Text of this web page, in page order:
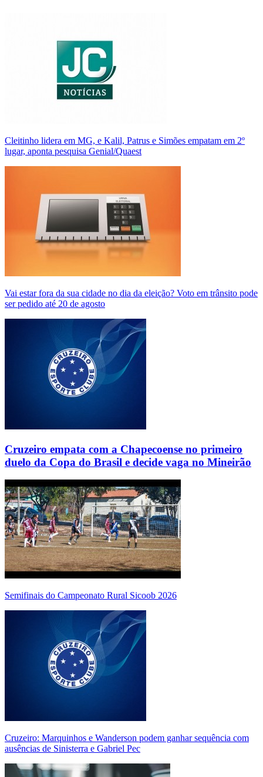
Cleitinho lidera em MG, e Kalil, Patrus e Simões empatam em 2º
lugar, aponta pesquisa Genial/Quaest
Vai estar fora da sua cidade no dia da eleição? Voto em trânsito pode
ser pedido até 20 de agosto
Cruzeiro empata com a Chapecoense no primeiro
duelo da Copa do Brasil e decide vaga no Mineirão
Semifinais do Campeonato Rural Sicoob 2026
Cruzeiro: Marquinhos e Wanderson podem ganhar sequência com
ausências de Sinisterra e Gabriel Pec